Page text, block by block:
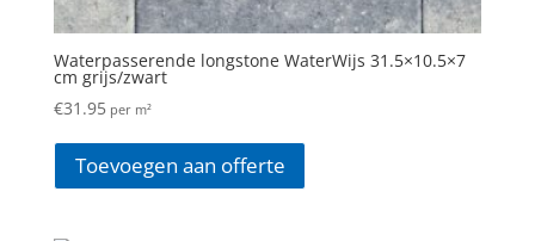
Waterpasserende longstone WaterWijs 31.5×10.5×7
cm grijs/zwart
€31.95per m²
Toevoegen aan offerte